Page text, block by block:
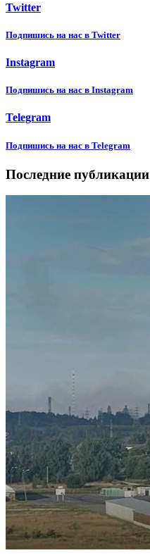
Twitter
Подпишиcь на нас в Twitter
Instagram
Подпишиcь на нас в Instagram
Telegram
Подпишиcь на нас в Telegram
Последние публикации